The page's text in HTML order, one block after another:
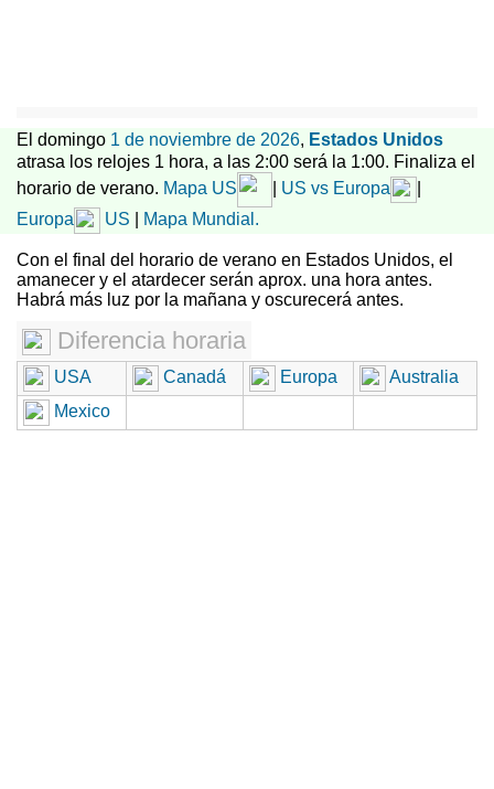
El domingo 1 de noviembre de 2026, Estados Unidos
atrasa los relojes 1 hora, a las 2:00 será la 1:00. Finaliza el
horario de verano. Mapa US US vs Europa
Europa
US Mapa Mundial.
Con el final del horario de verano en Estados Unidos, el
amanecer y el atardecer serán aprox. una hora antes.
Habrá más luz por la mañana y oscurecerá antes.
Diferencia horaria
USA Canadá Europa
Australia
Mexico